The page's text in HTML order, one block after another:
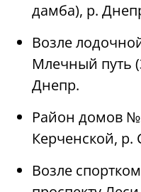
дамба), р.
Возле
Млечный путь
Днепр.
Район домов
Керченской, р.
Возле